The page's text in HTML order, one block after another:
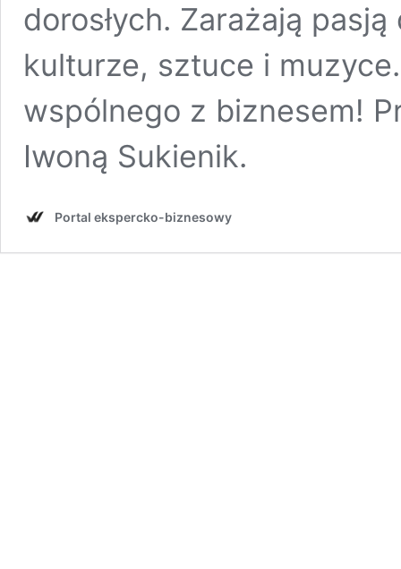
dorosłych. Zarażają
kulturze, sztuce i
wspólnego z biznesem!
Iwoną Sukienik.
Portal ekspercko-biznesowy